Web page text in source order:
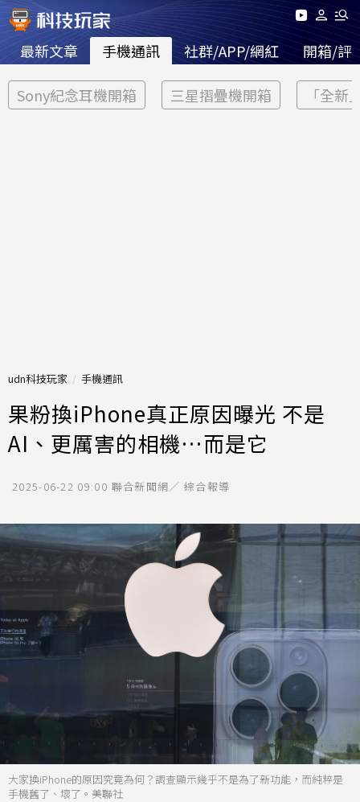
最新文章 手機通訊 社群/APP/網紅 開箱/評
Sony紀念耳機開箱 三星摺疊機開箱 「全新
udn科技玩家 手機通訊
果粉換iPhone真正原因曝光 不是
AI、更厲害的相機…而是它
2025-06-22 09:00 聯合新聞網／ 綜合報導
大家換iPhone的原因究竟為何？調查顯示幾乎不是為了新功能，而純粹是
手機舊了、壞了。美聯社